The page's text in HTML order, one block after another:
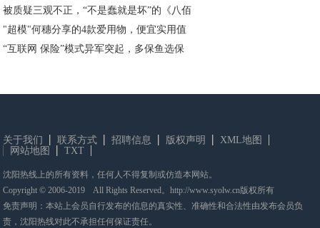
被质疑三观不正，“不是蠢就是坏”的《八佰
"超模"何穗分享的4款爱用物，便宜实用值
“互联网 保险”模式异军突起，多保鱼选保
关于我们 联系方式 招聘信息 版权声明
XML地图
网站地图
TXT
沈阳热线上的所有资料，任何人不得复制或仿造本网站。
Copyright © 2006-2019 All Rights Reserved。http://www.syolw.cn版权所有
免责声明：本站上会员自行发布的信息的真实性、准确性和合法性由发布会员负
责，沈阳热线对此不承担任何保证责任。